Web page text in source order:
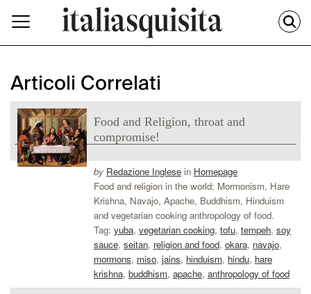
Articoli Correlati
Food and Religion, throat and
compromise!
by Redazione Inglese in Homepage
Food and religion in the world: Mormonism, Hare
Krishna, Navajo, Apache, Buddhism, Hinduism
and vegetarian cooking anthropology of food.
Tag: yuba, vegetarian cooking, tofu, tempeh, soy
sauce, seitan, religion and food, okara, navajo,
mormons, miso, jains, hinduism, hindu, hare
krishna, buddhism, apache, anthropology of food